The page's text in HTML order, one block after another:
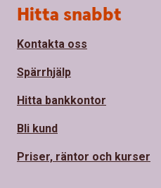
Sidfot
Hitta snabbt
Kontakta oss
Spärrhjälp
Hitta bankkontor
Bli kund
Priser, räntor och kurser